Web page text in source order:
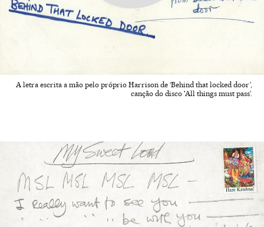
A letra escrita a mão pelo próprio Harrison de ‘Behind that locked door’,
canção do disco 'All things must pass’.